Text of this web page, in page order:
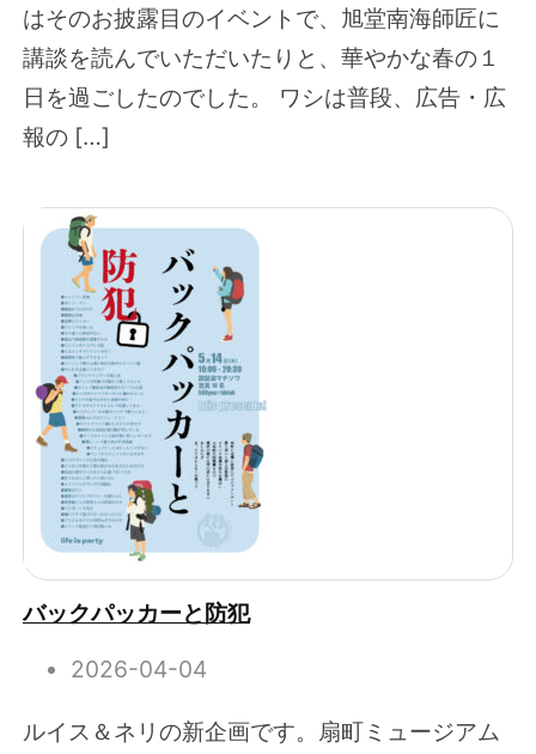
はそのお披露目のイベントで、旭堂南海師匠に
講談を読んでいただいたりと、華やかな春の１
日を過ごしたのでした。 ワシは普段、広告・広
報の […]
バックパッカーと防犯
2026-04-04
ルイス＆ネリの新企画です。扇町ミュージアム